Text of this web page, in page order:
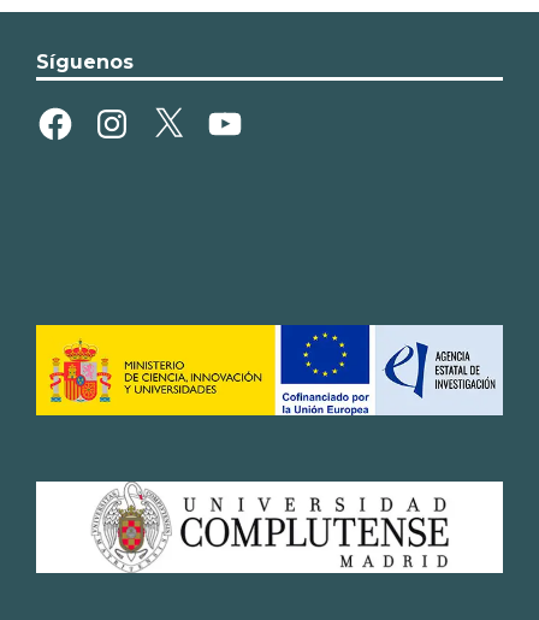
Síguenos
FacebookInstagram
X YouTube